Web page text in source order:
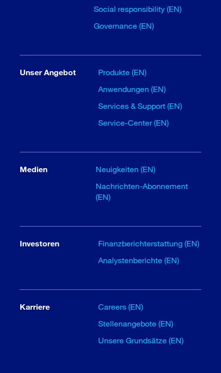
Social responsibility (EN)
Governance (EN)
Unser Angebot
Produkte (EN)
Anwendungen (EN)
Services & Support (EN)
Service-Center (EN)
Medien
Neuigkeiten (EN)
Nachrichten-Abonnement
(EN)
Investoren
Finanzberichterstattung (EN)
Analystenberichte (EN)
Karriere
Careers (EN)
Stellenangebote (EN)
Unsere Grundsätze (EN)